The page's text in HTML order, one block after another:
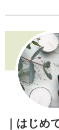
｜はじめ